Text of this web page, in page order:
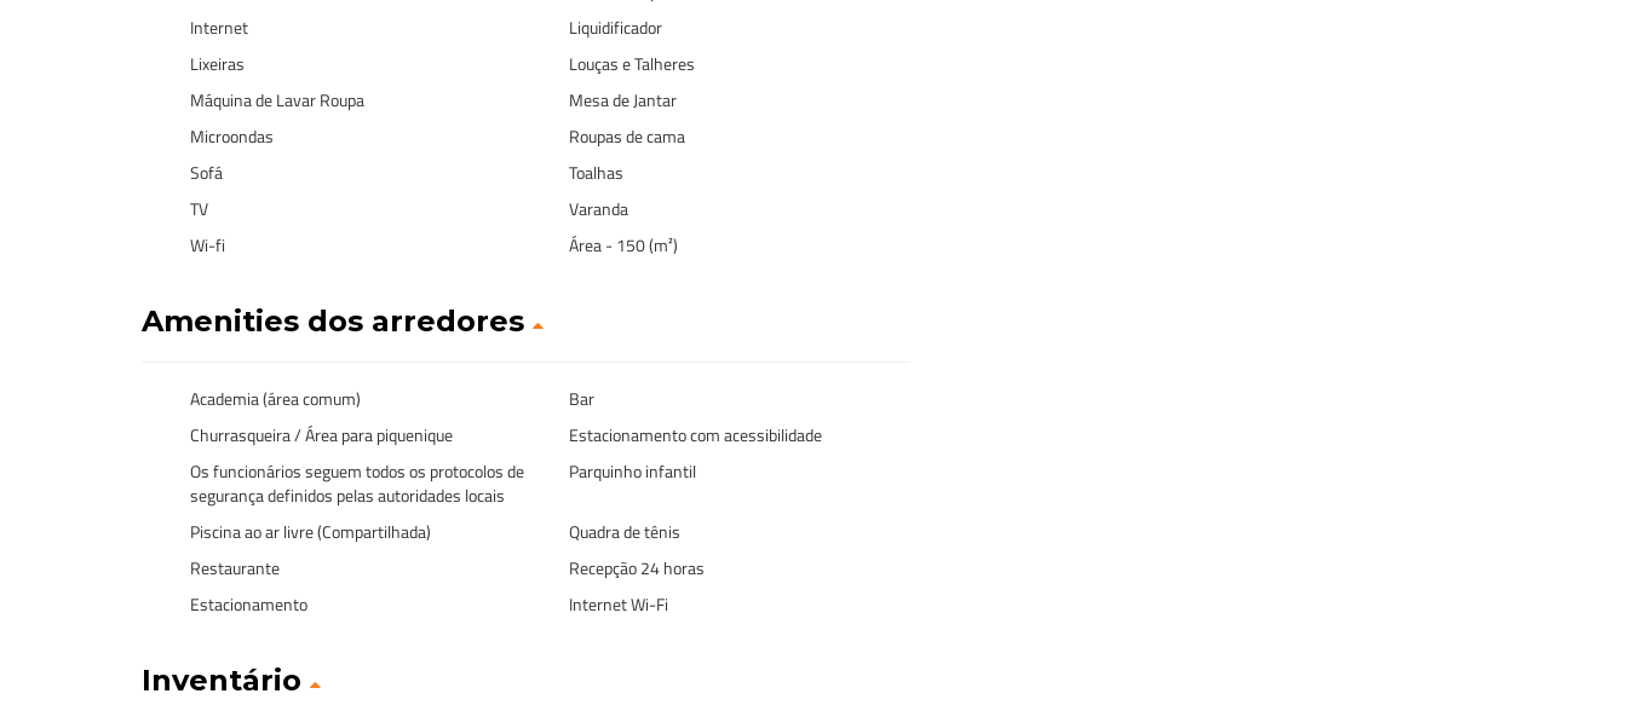
Internet
Liquidificador
Lixeiras
Louças e Talheres
Máquina de Lavar Roupa
Mesa de Jantar
Microondas
Roupas de cama
Sofá
Toalhas
TV
Varanda
Wi-fi
Área - 150 (m²)
Amenities dos arredores
Academia (área comum)
Bar
Churrasqueira / Área para piquenique
Estacionamento com acessibilidade
Os funcionários seguem todos os protocolos de
segurança definidos pelas autoridades locais
Parquinho infantil
Piscina ao ar livre (Compartilhada)
Quadra de tênis
Restaurante
Recepção 24 horas
Estacionamento
Internet Wi-Fi
Inventário